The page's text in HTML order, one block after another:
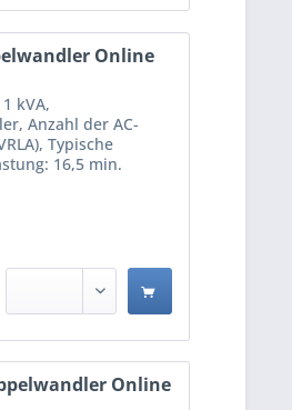
Online
kVA,
Anzahl der AC-
Typische
16,5 min.
Online